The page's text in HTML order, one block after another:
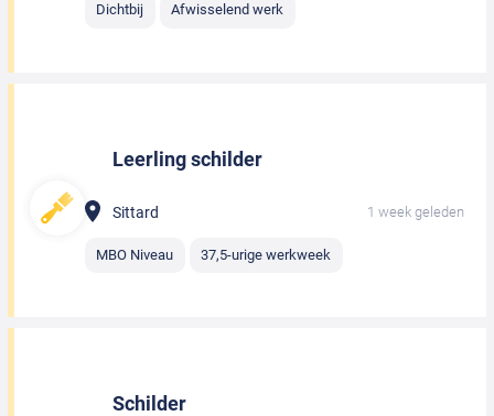
Dichtbij Afwisselend werk
Leerling schilder
Sittard 1 week geleden
MBO Niveau 37,5-urige werkweek
Schilder